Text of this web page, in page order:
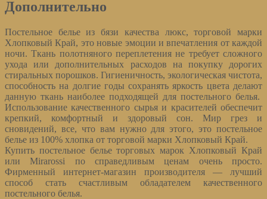
Дополнительно
Постельное белье из бязи качества люкс, торговой марки
Хлопковый Край, это новые эмоции и впечатления от каждой
ночи. Ткань полотняного переплетения не требует сложного
ухода или дополнительных расходов на покупку дорогих
стиральных порошков. Гигиеничность, экологическая чистота,
способность на долгие годы сохранять яркость цвета делают
данную ткань наиболее подходящей для постельного белья.
Использование качественного сырья и красителей обеспечит
крепкий, комфортный и здоровый сон. Мир грез и
сновидений, все, что вам нужно для этого, это постельное
белье из 100% хлопка от торговой марки Хлопковый Край.
Купить постельное белье торговых марок Хлопковый Край
или Mirarossi по справедливым ценам очень просто.
Фирменный интернет-магазин производителя — лучший
способ стать счастливым обладателем качественного
постельного белья.